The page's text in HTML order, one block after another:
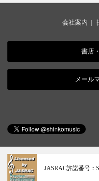
会社案内 |
書店
メール
JASRAC許諾番号：